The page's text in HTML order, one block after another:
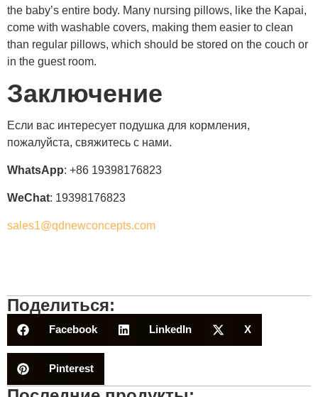
the baby’s entire body. Many nursing pillows, like the Kapai,
come with washable covers, making them easier to clean
than regular pillows, which should be stored on the couch or
in the guest room.
Заключение
Если вас интересует подушка для кормления,
пожалуйста, свяжитесь с нами.
WhatsApp: +86 19398176823
WeChat: 19398176823
sales1@qdnewconcepts.com
Поделиться:
Facebook LinkedIn X
Pinterest